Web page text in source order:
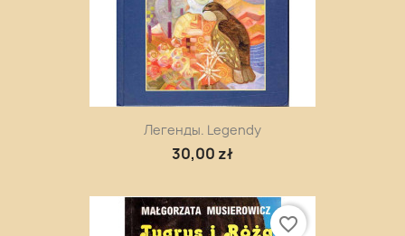
Легенды. Legendy
30,00 zł
favorite_border